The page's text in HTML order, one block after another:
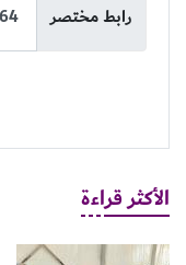
رابط مختصر
الأكثر قراءة